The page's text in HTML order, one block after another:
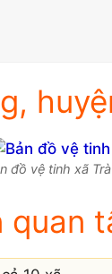
đồ vệ tinh xã
quan